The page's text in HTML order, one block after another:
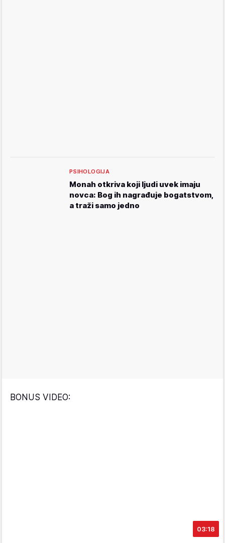
PSIHOLOGIJA
Monah otkriva koji ljudi uvek imaju
novca: Bog ih nagrađuje bogatstvom,
a traži samo jedno
BONUS VIDEO:
03:18